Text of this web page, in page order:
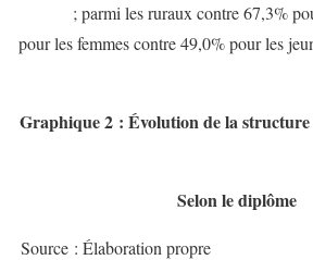
41,4% pour les femmes contre 49,0% pour les
Graphique 2 : Évolution de la
Source : Élaboration propre